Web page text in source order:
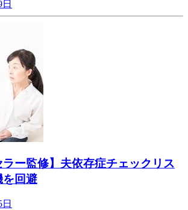
ラー監修】夫依存症チェックリス
を回避